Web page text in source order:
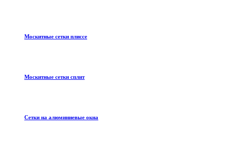
Москитные сетки плиссе
Москитные сетки сплит
Сетки на алюминиевые окна